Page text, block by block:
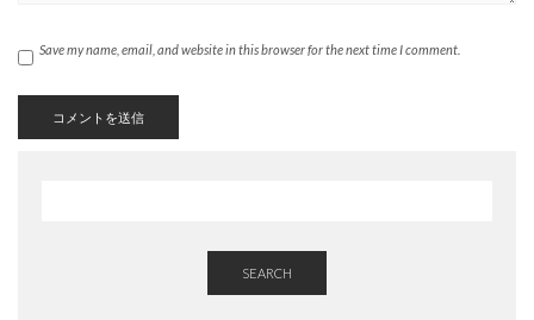
Save my name, email, and website in this browser for the next time I comment.
SEARCH